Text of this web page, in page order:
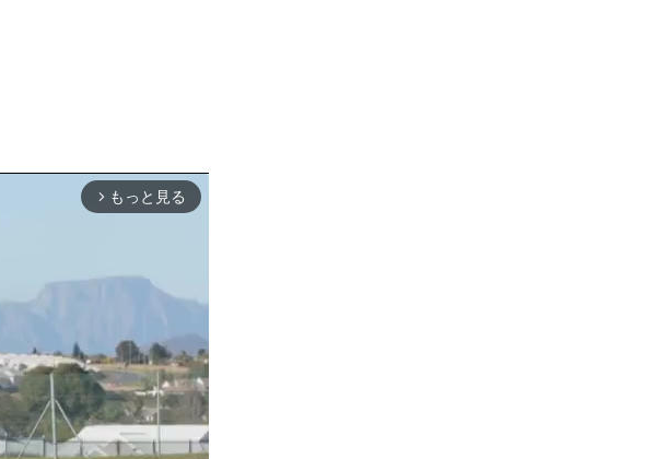
arrow_forward_ios もっと見る